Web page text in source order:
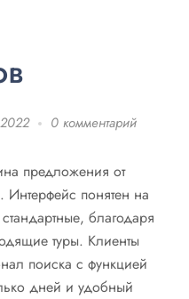
0 комментарий
предложения от
Интерфейс понятен на
благодаря
туры. Клиенты
поиска с функцией
дней и удобный